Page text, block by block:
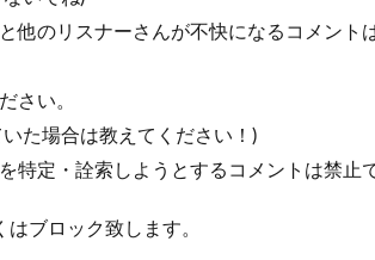
他のリスナーさんが不快になるコメント
さい。
た場合は教えてください！)
特定・詮索しようとするコメントは禁止
ブロック致します。